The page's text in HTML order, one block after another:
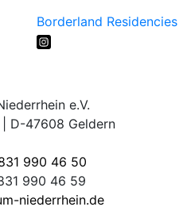
Borderland Residencies
e.V.
D-47608 Geldern
990 46 50
990 46 59
niederrhein.de